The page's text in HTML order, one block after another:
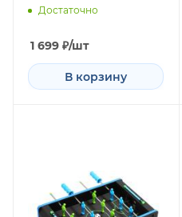
Достаточно
1 699 ₽/шт
В корзину